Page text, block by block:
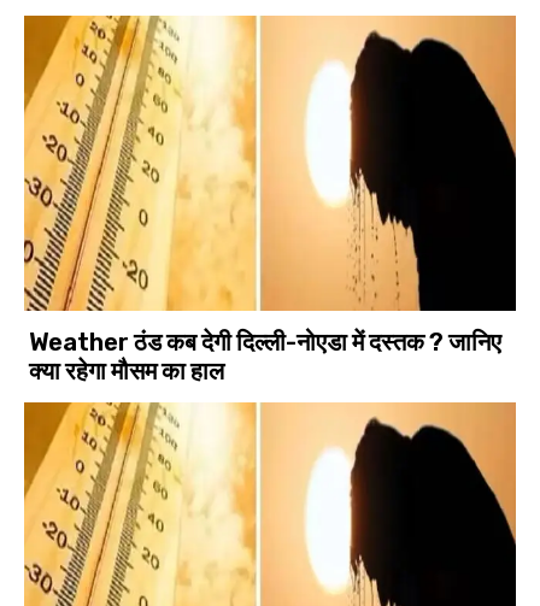
Weather ठंड कब देगी दिल्ली-नोएडा में दस्तक ? जानिए
क्या रहेगा मौसम का हाल